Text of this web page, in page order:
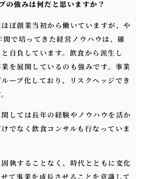
の強みは何だと思いますか？
ぼ創業当初から働いていますが、や
で培ってきた経営ノウハウは、確
自負しています。飲食から派生し
を展開しているのも強みです。事業
ープ化しており、リスクヘッジでき
しては長年の経験やノウハウを活か
でなく飲食コンサルも行なっていま
執することなく、時代とともに変化
て事業を成長させることを意識して